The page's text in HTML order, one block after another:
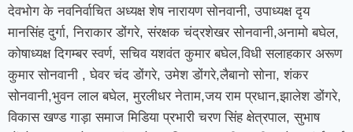
देवभोग के नवनिर्वाचित अध्यक्ष शेष नारायण सोनवानी, उपाध्यक्ष दृय
मानसिंह दुर्गा, निराकार डोंगरे, संरक्षक चंद्रशेखर सोनवानी,अनामो बघेल,
कोषाध्यक्ष दिगम्बर स्वर्ण, सचिव यशवंत कुमार बघेल,विधी सलाहकार अरूण
कुमार सोनवानी , घेवर चंद डोंगरे, उमेश डोंगरे,लैबानो सोना, शंकर
सोनवानी,भुवन लाल बघेल, मुरलीधर नेताम,जय राम प्रधान,झालेश डोंगरे,
विकास खण्ड गाड़ा समाज मिडिया प्रभारी चरण सिंह क्षेत्रपाल, सुभाष